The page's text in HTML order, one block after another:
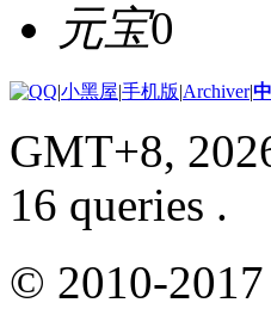
元宝0
|小黑屋|手机版|Archiver|
GMT+8,
16 queries .
© 2010-2017